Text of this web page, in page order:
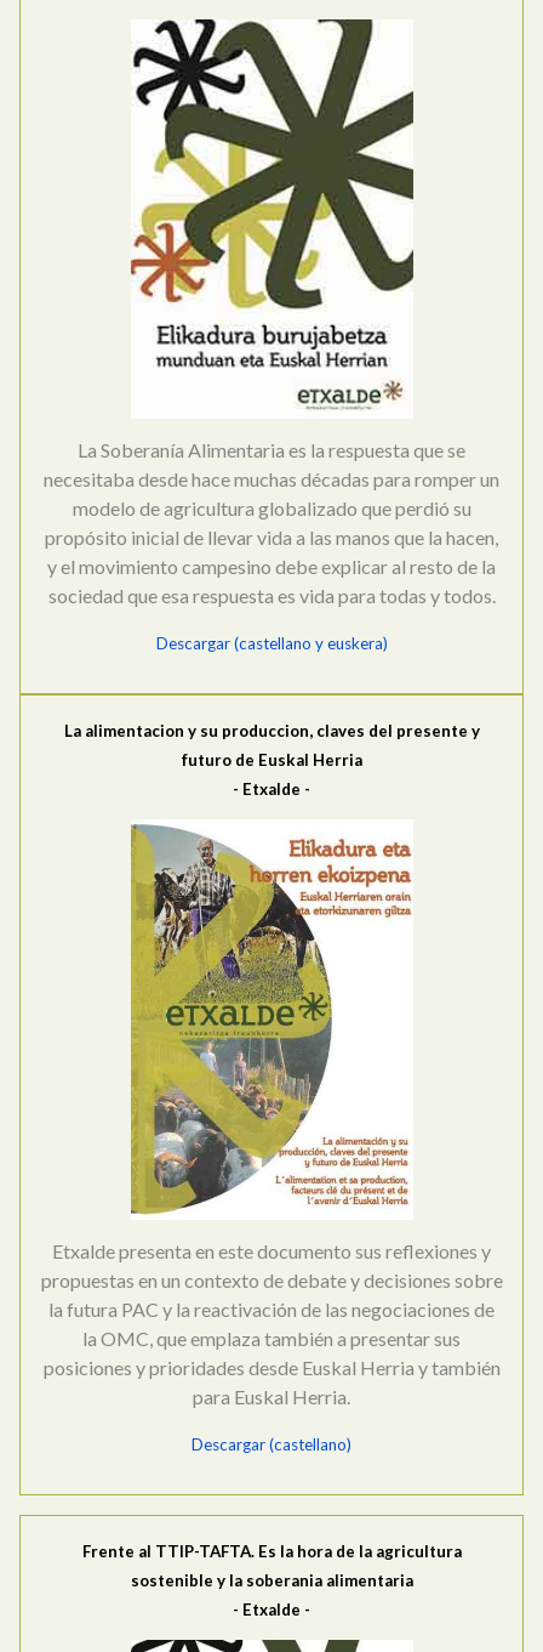
La Soberanía Alimentaria es la respuesta que se
necesitaba desde hace muchas décadas para romper un
modelo de agricultura globalizado que perdió su
propósito inicial de llevar vida a las manos que la hacen,
y el movimiento campesino debe explicar al resto de la
sociedad que esa respuesta es vida para todas y todos.
Descargar (castellano y euskera)
La alimentacion y su produccion, claves del presente y
futuro de Euskal Herria
- Etxalde -
Etxalde presenta en este documento sus reflexiones y
propuestas en un contexto de debate y decisiones sobre
la futura PAC y la reactivación de las negociaciones de
la OMC, que emplaza también a presentar sus
posiciones y prioridades desde Euskal Herria y también
para Euskal Herria.
Descargar (castellano)
Frente al TTIP-TAFTA. Es la hora de la agricultura
sostenible y la soberania alimentaria
- Etxalde -